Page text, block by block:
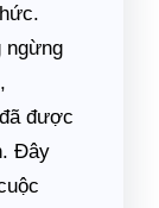
ngừng
được
Đây